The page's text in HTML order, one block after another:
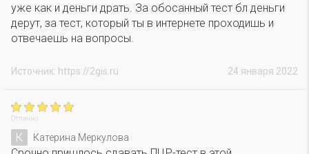
уже как и деньги драть. За обосанный тест бл деньги
дерут, за тест, который ты в интернете проходишь и
отвечаешь на вопросы.
24 января 2022
Источник: https://2gis.ru
Отлично
К Катерина Меркулова